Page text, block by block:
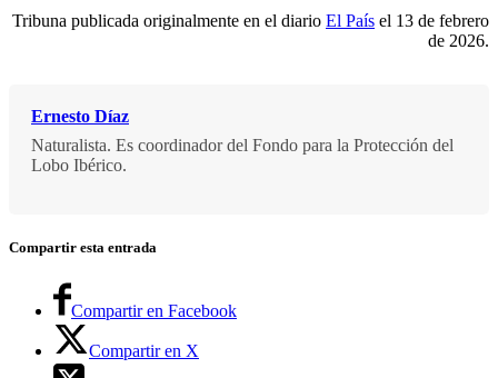
Tribuna publicada originalmente en el diario El País el 13 de febrero
de 2026.
Ernesto Díaz
Naturalista. Es coordinador del Fondo para la Protección del
Lobo Ibérico.
Compartir esta entrada
Compartir en Facebook
Compartir en X